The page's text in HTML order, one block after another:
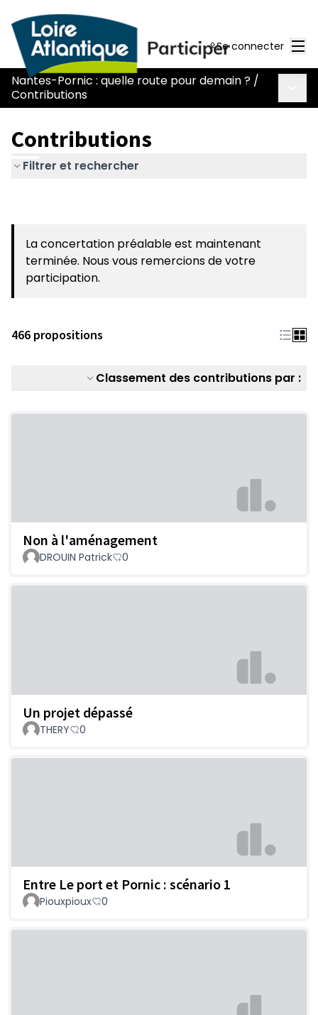
Se connecter
Nantes-Pornic : quelle route pour demain ? /
Contributions
Contributions
Filtrer et rechercher
La concertation préalable est maintenant
terminée. Nous vous remercions de votre
participation.
466 propositions
Classement des contributions par :
Non à l'aménagement
DROUIN Patrick 0
Un projet dépassé
THERY 0
Entre Le port et Pornic : scénario 1
Piouxpioux 0